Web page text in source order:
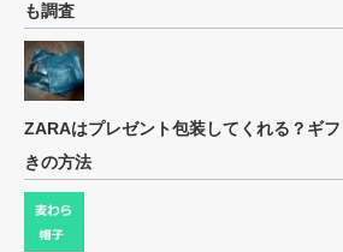
も調査
ZARAはプレゼント包装してくれる？ギ
きの方法